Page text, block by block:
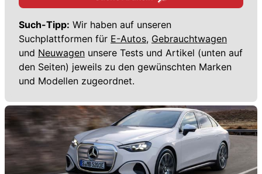
Such-Tipp: Wir haben auf unseren
Suchplattformen für E-Autos, Gebrauchtwagen
und Neuwagen unsere Tests und Artikel (unten auf
den Seiten) jeweils zu den gewünschten Marken
und Modellen zugeordnet.